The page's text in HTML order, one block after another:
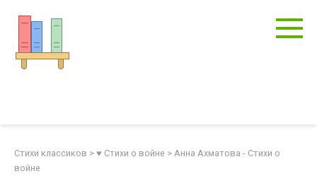
контенту
Стихи классиков > ♥ Стихи о войне > Анна Ахматова - Стихи о
войне